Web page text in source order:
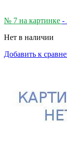
№ 7 на картинке -
Нет в наличии
Добавить к